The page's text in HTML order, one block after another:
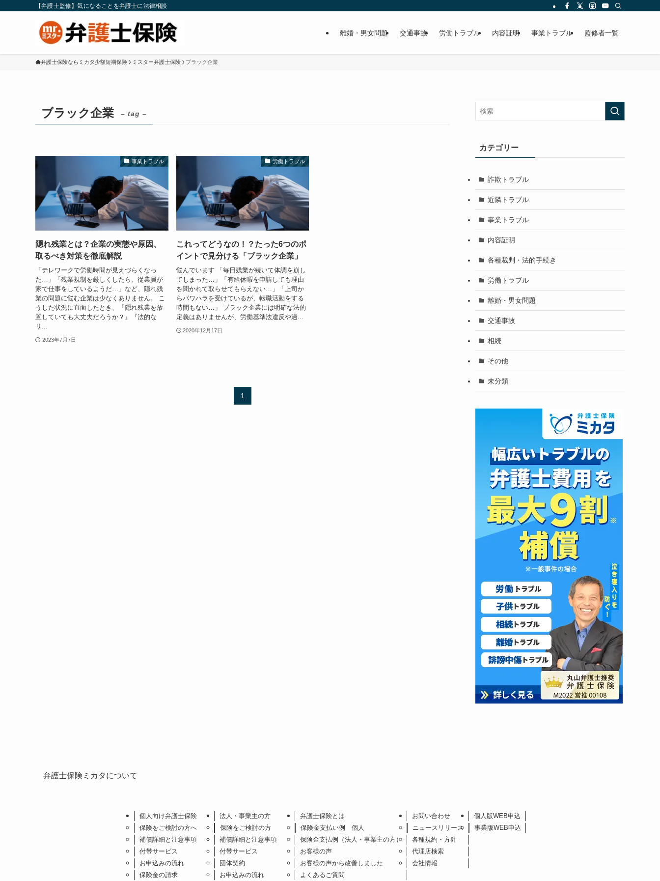
【弁護士監修】気になることを弁護士に法律相談
離婚・男女問題 交通事故 労働トラブル 内容証明 事業トラブル 監修者一覧
弁護士保険ならミカタ少額短期保険 ミスター弁護士保険 ブラック企業
ブラック企業 – tag –
事業トラブル
隠れ残業とは？企業の実態や原因、
取るべき対策を徹底解説
「テレワークで労働時間が見えづらくなっ
た…」「残業規制を厳しくしたら、従業員が
家で仕事をしているようだ…」など、隠れ残
業の問題に悩む企業は少なくありません。 こ
うした状況に直面したとき、『隠れ残業を放
置していても大丈夫だろうか？』『法的な
リ...
2023年7月7日
労働トラブル
これってどうなの！？たった6つのポ
イントで見分ける「ブラック企業」
悩んでいます 「毎日残業が続いて体調を崩し
てしまった…」「有給休暇を申請しても理由
を聞かれて取らせてもらえない…」「上司か
らパワハラを受けているが、転職活動をする
時間もない…」 ブラック企業には明確な法的
定義はありませんが、労働基準法違反や過...
2020年12月17日
1
カテゴリー
詐欺トラブル
近隣トラブル
事業トラブル
内容証明
各種裁判・法的手続き
労働トラブル
離婚・男女問題
交通事故
相続
その他
未分類
弁護士保険ミカタについて
個人向け弁護士保険
保険をご検討の方へ
補償詳細と注意事項
付帯サービス
お申込みの流れ
保険金の請求
法人・事業主の方
保険をご検討の方
補償詳細と注意事項
付帯サービス
団体契約
お申込みの流れ
弁護士保険とは
保険金支払い例 個人
保険金支払例（法人・事業主の方）
お客様の声
お客様の声から改善しました
よくあるご質問
お問い合わせ
ニュースリリース
各種規約・方針
代理店検索
会社情報
個人版WEB申込
事業版WEB申込